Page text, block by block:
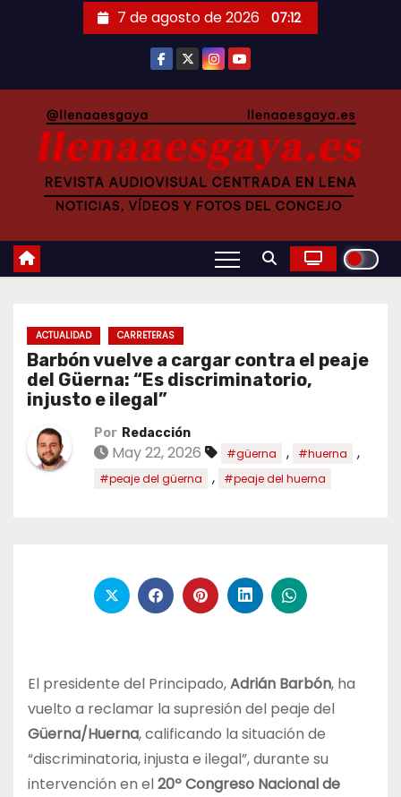
7 de agosto de 2026 07:12
ACTUALIDAD CARRETERAS
Barbón vuelve a cargar contra el peaje
del Güerna: “Es discriminatorio,
injusto e ilegal”
Por Redacción
May 22, 2026 #güerna , #huerna ,
#peaje del güerna , #peaje del huerna
El presidente del Principado,Adrián Barbón, ha
vuelto a reclamar la supresión del peaje del
Güerna/Huerna, calificando la situación de
“discriminatoria, injusta e ilegal”, durante su
intervención en el20º Congreso Nacional de